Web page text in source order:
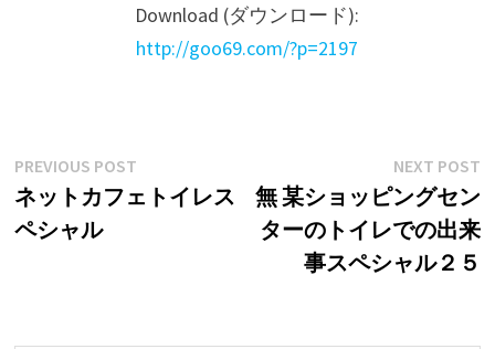
Download (ダウンロード):
http://goo69.com/?p=2197
Post
navigation
PREVIOUS POSTPrevious
post:
ネットカフェトイレス
ペシャル
NEXT POST
無 某ショッピングセン
ターのトイレでの出来
事スペシャル２５